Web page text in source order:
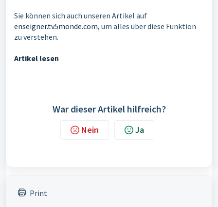
Sie können sich auch unseren Artikel auf
enseigner.tv5monde.com, um alles über diese Funktion
zu verstehen.
Artikel lesen
War dieser Artikel hilfreich?
Nein Ja
Print